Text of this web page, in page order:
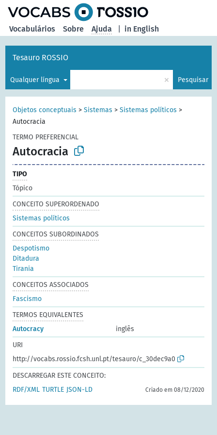
in English
Vocabulários Sobre Ajuda
Tesauro ROSSIO
Qualquer língua × Pesquisar
Objetos conceptuais >Sistemas >Sistemas políticos >
Autocracia
TERMO PREFERENCIAL
Autocracia
TIPO
Tópico
CONCEITO SUPERORDENADO
Sistemas políticos
CONCEITOS SUBORDINADOS
Despotismo
Ditadura
Tirania
CONCEITOS ASSOCIADOS
Fascismo
TERMOS EQUIVALENTES
Autocracy
inglês
URI
http://vocabs.rossio.fcsh.unl.pt/tesauro/c_30dec9a0
DESCARREGAR ESTE CONCEITO:
RDF/XML TURTLE JSON-LD Criado em 08/12/2020